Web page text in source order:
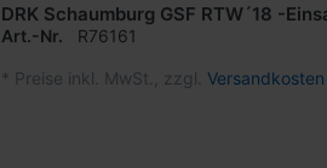
DRK Schaumburg GSF RTW´18 -
Art.-Nr. R76161
* Preise inkl. MwSt., zzgl. Versandkosten